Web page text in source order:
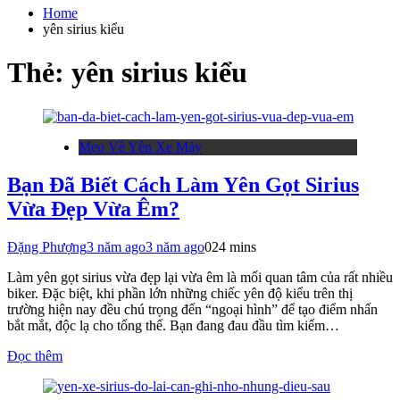
cho:
Home
yên sirius kiểu
Thẻ: yên sirius kiểu
Mẹo Về Yên Xe Máy
Bạn Đã Biết Cách Làm Yên Gọt Sirius
Vừa Đẹp Vừa Êm?
Đặng Phượng3 năm ago3 năm ago024 mins
Làm yên gọt sirius vừa đẹp lại vừa êm là mối quan tâm của rất nhiều
biker. Đặc biệt, khi phần lớn những chiếc yên độ kiểu trên thị
trường hiện nay đều chú trọng đến “ngoại hình” để tạo điểm nhấn
bắt mắt, độc lạ cho tổng thể. Bạn đang đau đầu tìm kiếm…
Đọc thêm